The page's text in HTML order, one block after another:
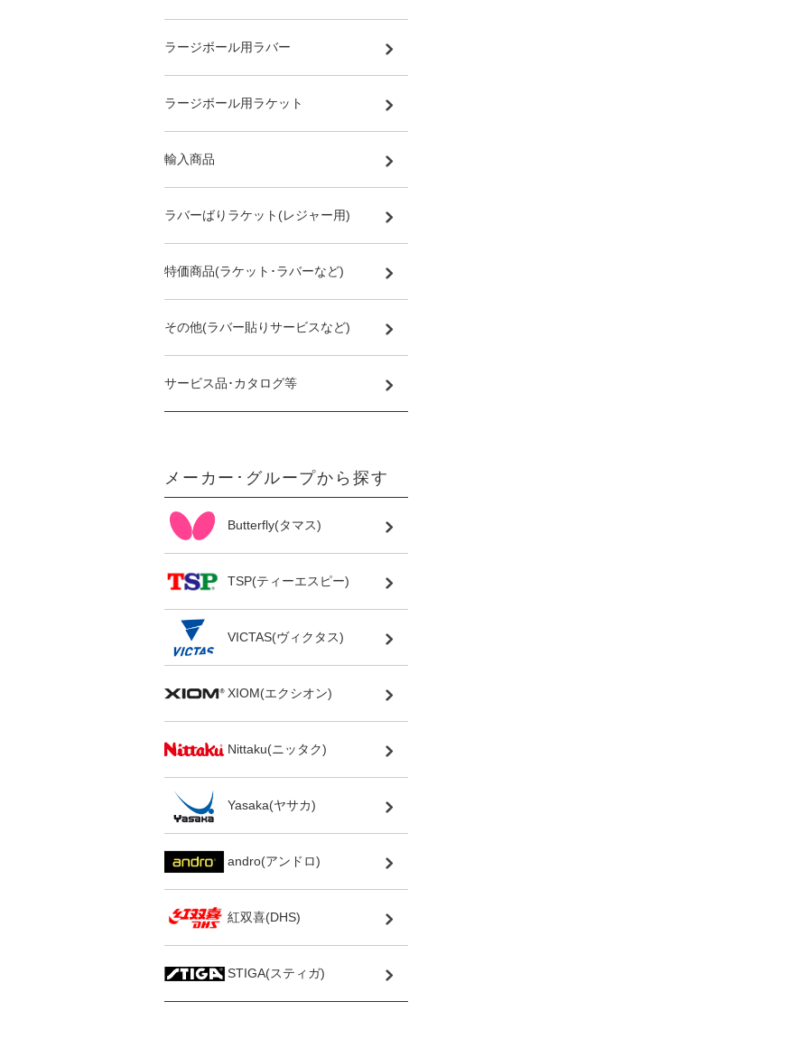
ラージボール用ラバー
ラージボール用ラケット
輸入商品
ラバーばりラケット(レジャー用)
特価商品(ラケット･ラバーなど)
その他(ラバー貼りサービスなど)
サービス品･カタログ等
メーカー･グループから探す
Butterfly(タマス)
TSP(ティーエスピー)
VICTAS(ヴィクタス)
XIOM(エクシオン)
Nittaku(ニッタク)
Yasaka(ヤサカ)
andro(アンドロ)
紅双喜(DHS)
STIGA(スティガ)